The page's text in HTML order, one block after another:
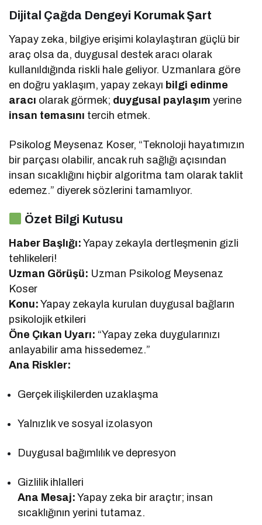
Dijital Çağda Dengeyi Korumak Şart
Yapay zeka, bilgiye erişimi kolaylaştıran güçlü bir
araç olsa da, duygusal destek aracı olarak
kullanıldığında riskli hale geliyor. Uzmanlara göre
en doğru yaklaşım, yapay zekayı bilgi edinme
aracı olarak görmek; duygusal paylaşım yerine
insan temasını tercih etmek.
Psikolog Meysenaz Koser, “Teknoloji hayatımızın
bir parçası olabilir, ancak ruh sağlığı açısından
insan sıcaklığını hiçbir algoritma tam olarak taklit
edemez.” diyerek sözlerini tamamlıyor.
Özet Bilgi Kutusu
Haber Başlığı: Yapay zekayla dertleşmenin gizli
tehlikeleri!
Uzman Görüşü: Uzman Psikolog Meysenaz
Koser
Konu: Yapay zekayla kurulan duygusal bağların
psikolojik etkileri
Öne Çıkan Uyarı: “Yapay zeka duygularınızı
anlayabilir ama hissedemez.”
Ana Riskler:
Gerçek ilişkilerden uzaklaşma
Yalnızlık ve sosyal izolasyon
Duygusal bağımlılık ve depresyon
Gizlilik ihlalleri
Ana Mesaj: Yapay zeka bir araçtır; insan
sıcaklığının yerini tutamaz.